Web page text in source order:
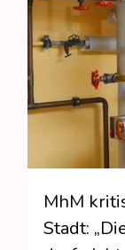
MhM
Stadt: